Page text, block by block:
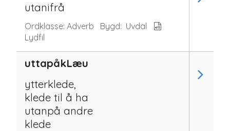
utanifrå
Ordklasse: Adverb Bygd: Uvdal
Lydfil
uttapåkLæu
ytterklede,
klede til å ha
utanpå andre
klede